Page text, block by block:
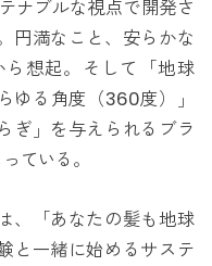
ナブルな視点で開発さ
円満なこと、安らかな
想起。そして「地球
ゆる角度（360度）」
ぎ」を与えられるブラ
ている。
、「あなたの髪も地球
と一緒に始めるサステ